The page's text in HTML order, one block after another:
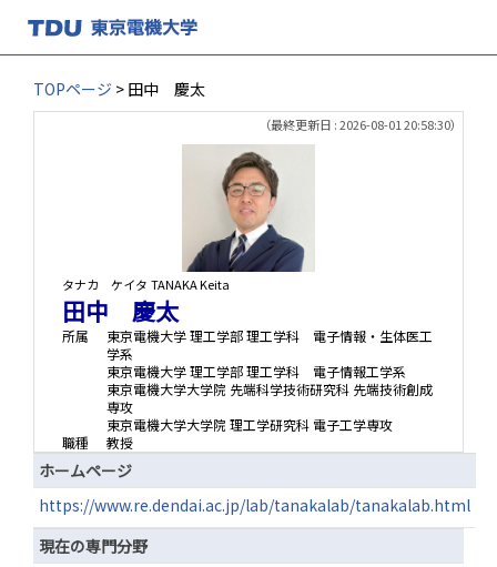
TOPページ > 田中 慶太
（最終更新日 : 2026-08-01 20:58:30）
タナカ ケイタ TANAKA Keita
田中 慶太
所属
東京電機大学 理工学部 理工学科 電子情報・生体医工
学系
東京電機大学 理工学部 理工学科 電子情報工学系
東京電機大学大学院 先端科学技術研究科 先端技術創成
専攻
東京電機大学大学院 理工学研究科 電子工学専攻
職種
教授
ホームページ
https://www.re.dendai.ac.jp/lab/tanakalab/tanakalab.html
現在の専門分野